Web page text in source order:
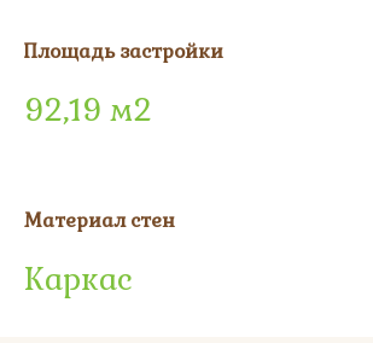
Площадь застройки
92,19 м2
Материал стен
Каркас